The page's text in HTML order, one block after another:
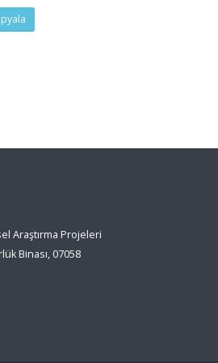
Araştırma Projeleri
Binası, 07058